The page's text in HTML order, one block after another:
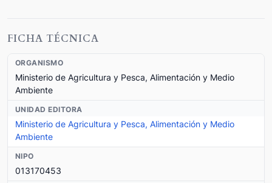
FICHA TÉCNICA
ORGANISMO
Ministerio de Agricultura y Pesca, Alimentación y Medio
Ambiente
UNIDAD EDITORA
Ministerio de Agricultura y Pesca, Alimentación y Medio
Ambiente
NIPO
013170453